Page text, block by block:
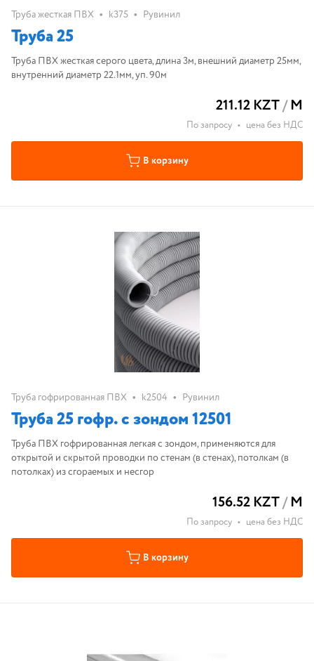
Труба жесткая ПВХ • k375 • Рувинил
Труба 25
Труба ПВХ жесткая серого цвета, длина 3м, внешний диаметр 25мм,
внутренний диаметр 22.1мм, уп. 90м
211.12 KZT/М
По запросу • цена без НДС
В корзину
Труба гофрированная ПВХ • k2504 • Рувинил
Труба 25 гофр. с зондом 12501
Труба ПВХ гофрированная легкая с зондом, применяются для
открытой и скрытой проводки по стенам (в стенах), потолкам (в
потолках) из сгораемых и несгор
156.52 KZT/М
По запросу • цена без НДС
В корзину